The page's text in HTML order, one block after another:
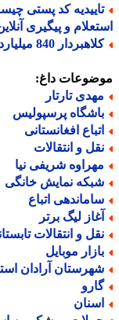
کد پستی
و پیگیری آنلاین
840 میلیارد ریالی مسکن ملی در ابهر دستگیر شد
داغ:
تارتار
پرسپولیس
افغانستانی
و انتقالات
شریفی نیا
نمایش خانگی
اتباع
لیگ برتر
و انتقالات تابستانی
موبایل
آرادان